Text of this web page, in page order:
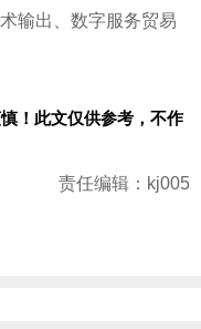
输出、数字服务贸易
！此文仅供参考，不作
责任编辑：kj005